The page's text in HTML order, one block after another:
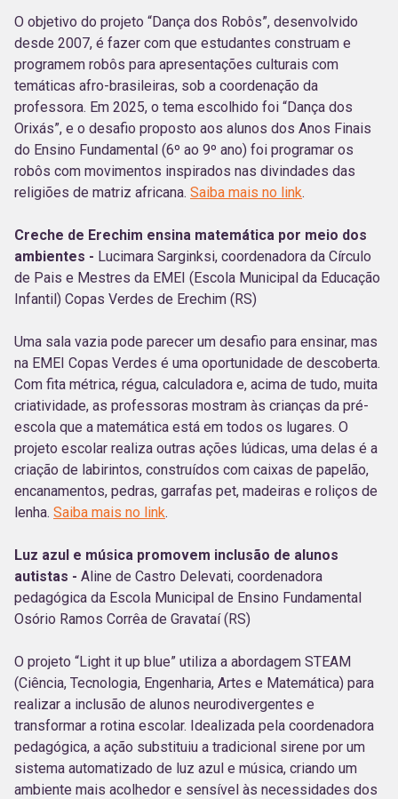
O objetivo do projeto “Dança dos Robôs”, desenvolvido
desde 2007, é fazer com que estudantes construam e
programem robôs para apresentações culturais com
temáticas afro-brasileiras, sob a coordenação da
professora. Em 2025, o tema escolhido foi “Dança dos
Orixás”, e o desafio proposto aos alunos dos Anos Finais
do Ensino Fundamental (6º ao 9º ano) foi programar os
robôs com movimentos inspirados nas divindades das
religiões de matriz africana. Saiba mais no link.
Creche de Erechim ensina matemática por meio dos
ambientes - Lucimara Sarginksi, coordenadora da Círculo
de Pais e Mestres da EMEI (Escola Municipal da Educação
Infantil) Copas Verdes de Erechim (RS)
Uma sala vazia pode parecer um desafio para ensinar, mas
na EMEI Copas Verdes é uma oportunidade de descoberta.
Com fita métrica, régua, calculadora e, acima de tudo, muita
criatividade, as professoras mostram às crianças da pré-
escola que a matemática está em todos os lugares. O
projeto escolar realiza outras ações lúdicas, uma delas é a
criação de labirintos, construídos com caixas de papelão,
encanamentos, pedras, garrafas pet, madeiras e roliços de
lenha. Saiba mais no link.
Luz azul e música promovem inclusão de alunos
autistas - Aline de Castro Delevati, coordenadora
pedagógica da Escola Municipal de Ensino Fundamental
Osório Ramos Corrêa de Gravataí (RS)
O projeto “Light it up blue” utiliza a abordagem STEAM
(Ciência, Tecnologia, Engenharia, Artes e Matemática) para
realizar a inclusão de alunos neurodivergentes e
transformar a rotina escolar. Idealizada pela coordenadora
pedagógica, a ação substituiu a tradicional sirene por um
sistema automatizado de luz azul e música, criando um
ambiente mais acolhedor e sensível às necessidades dos